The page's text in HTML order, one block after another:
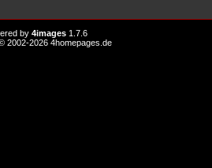
by 4images 1.7.6
2002-2026 4homepages.de